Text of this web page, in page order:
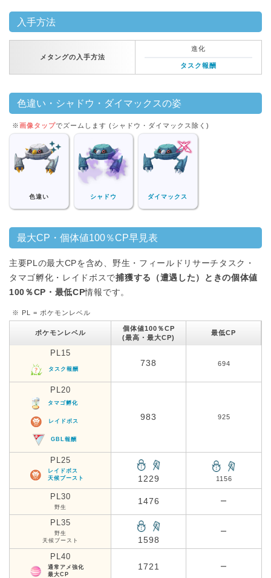
入手方法
メタングの入手方法
進化
タスク報酬
色違い・シャドウ・ダイマックスの姿
※画像タップでズームします (シャドウ・ダイマックス除く)
色違い シャドウ ダイマックス
最大CP・個体値100％CP早見表
主要PLの最大CPを含め、野生・フィールドリサーチタスク・
タマゴ孵化・レイドボスで捕獲する（遭遇した）ときの個体値
100％CP・最低CP情報です。
※ PL = ポケモンレベル
ポケモンレベル
個体値100％CP
(最高・最大CP)
最低CP
PL15
タスク報酬
738 694
PL20
タマゴ孵化
レイドボス
GBL報酬
983 925
PL25
レイドボス
天候ブースト
1229 1156
PL30
野生
1476 ー
PL35
野生
天候ブースト
1598
ー
PL40
通常アメ強化
最大CP
1721 ー